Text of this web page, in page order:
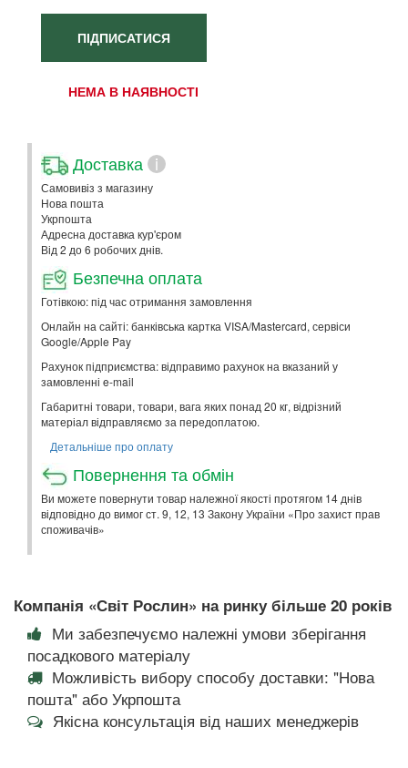
ПІДПИСАТИСЯ
НЕМА В НАЯВНОСТІ
Доставка i
Самовивіз з магазину
Нова пошта
Укрпошта
Адресна доставка кур'єром
Від 2 до 6 робочих днів.
Безпечна оплата
Готівкою: під час отримання замовлення
Онлайн на сайті: банківська картка VISA/Mastercard, сервіси
Google/Apple Pay
Рахунок підприємства: відправимо рахунок на вказаний у
замовленні e-mail
Габаритні товари, товари, вага яких понад 20 кг, відрізний
матеріал відправляємо за передоплатою.
Детальніше про оплату
Повернення та обмін
Ви можете повернути товар належної якості протягом 14 днів
відповідно до вимог ст. 9, 12, 13 Закону України «Про захист прав
споживачів»
Компанія «Світ Рослин» на ринку більше 20 років
Ми забезпечуємо належні умови зберігання
посадкового матеріалу
Можливість вибору способу доставки: "Нова
пошта" або Укрпошта
Якісна консультація від наших менеджерів